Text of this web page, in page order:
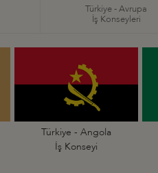
Türkiye - Avrupa
İş Konseyleri
Türkiye - Angola
İş Konseyi